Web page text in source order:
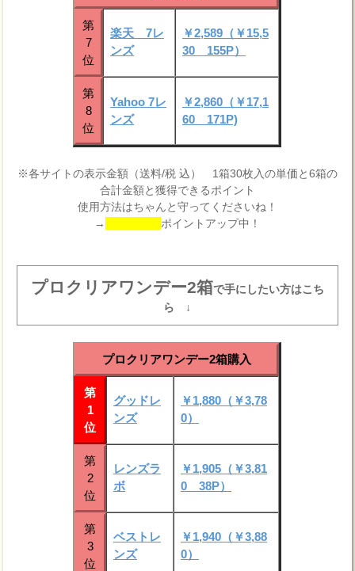
第
7
位
楽天 7レ
ンズ
￥2,589（￥15,5
30 155P）
第
8
位
Yahoo 7レ
ンズ
￥2,860（￥17,1
60 171P)
※各サイトの表示金額（送料/税 込） 1箱30枚入の単価と6箱の
合計金額と獲得できるポイント
使用方法はちゃんと守ってくださいね！
→
ポイントアップ中！
プロクリアワンデー2箱で手にしたい方はこち
ら ↓
プロクリアワンデー2箱購入
第
1
位
グッドレ
ンズ
￥1,880（￥3,78
0）
第
2
位
レンズラ
ボ
￥1,905（￥3,81
0 38P）
第
3
位
ベストレ
ンズ
￥1,940（￥3,88
0）